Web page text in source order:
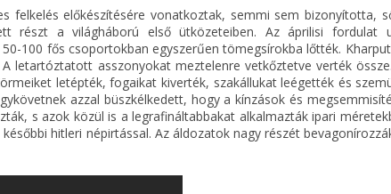
felkelés előkészítésére vonatkoztak, semmi sem bizonyította,
részt a világháború első ütközeteiben. Az áprilisi fordulat
100 fős csoportokban egyszerűen tömegsírokba lőtték.
letartóztatott asszonyokat meztelenre vetkőztetve verték
letépték, fogaikat kiverték, szakállukat leégették és
azzal büszkélkedett, hogy a kínzások és
s azok közül is a legrafináltabbakat alkalmazták ipari
hitleri népirtással. Az áldozatok nagy részét